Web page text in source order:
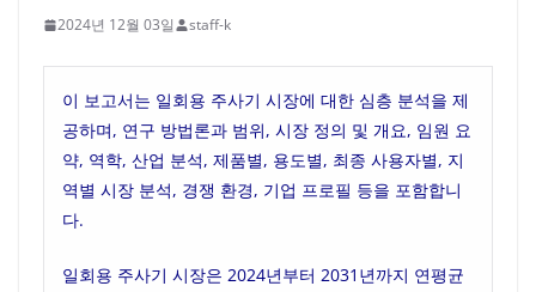
2024년 12월 03일 staff-k
이 보고서는 일회용 주사기 시장에 대한 심층 분석을 제
공하며, 연구 방법론과 범위, 시장 정의 및 개요, 임원 요
약, 역학, 산업 분석, 제품별, 용도별, 최종 사용자별, 지
역별 시장 분석, 경쟁 환경, 기업 프로필 등을 포함합니
다.
일회용 주사기 시장은 2024년부터 2031년까지 연평균